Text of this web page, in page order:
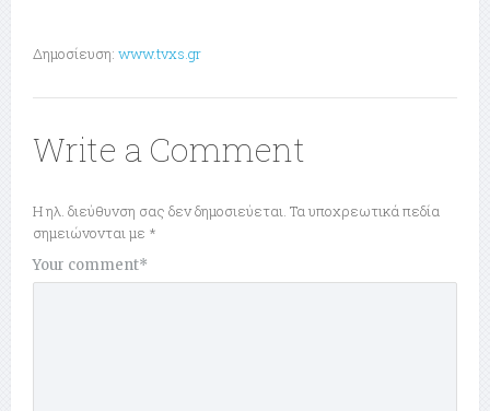
Δημοσίευση: www.tvxs.gr
Write a Comment
Η ηλ. διεύθυνση σας δεν δημοσιεύεται. Τα υποχρεωτικά πεδία
σημειώνονται με *
Your comment*